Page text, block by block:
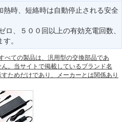
熱時、短絡時は自動停止される安全
ロ、５００回以上の有効充電回数、
。
べての製品は、汎用型の交換部品であ
。当サイトで掲載しているブランド名
ためだけであり、メーカーとは関係あり